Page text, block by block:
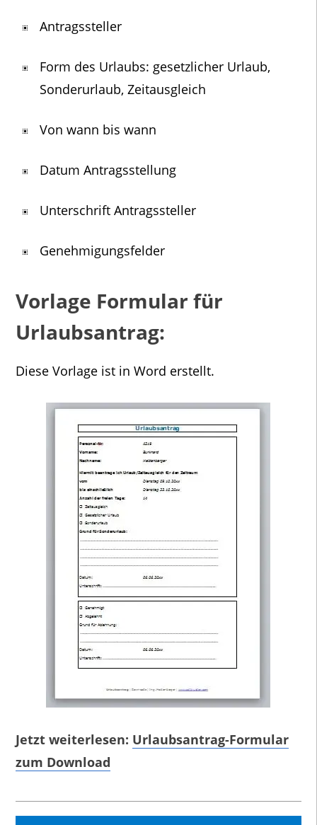
Antragssteller
Form des Urlaubs: gesetzlicher Urlaub,
Sonderurlaub, Zeitausgleich
Von wann bis wann
Datum Antragsstellung
Unterschrift Antragssteller
Genehmigungsfelder
Vorlage Formular für
Urlaubsantrag:
Diese Vorlage ist in Word erstellt.
Jetzt weiterlesen: Urlaubsantrag-Formular
zum Download